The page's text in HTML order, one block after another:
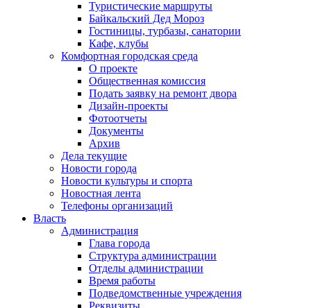
Туристические маршруты
Байкальский Дед Мороз
Гостиницы, турбазы, санатории
Кафе, клубы
Комфортная городская среда
О проекте
Общественная комиссия
Подать заявку на ремонт двора
Дизайн-проекты
Фотоотчеты
Документы
Архив
Дела текущие
Новости города
Новости культуры и спорта
Новостная лента
Телефоны организаций
Власть
Администрация
Глава города
Структура администрации
Отделы администрации
Время работы
Подведомственные учреждения